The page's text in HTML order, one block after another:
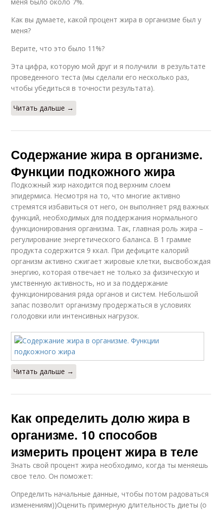
Как вы думаете, какой процент жира в организме был у
меня?
Верите, что это было 11%?
Эта цифра, которую мой друг и я получили в результате
проведенного теста (мы сделали его несколько раз,
чтобы убедиться в точности результата).
Читать дальше →
Содержание жира в организме.
Функции подкожного жира
Подкожный жир находится под верхним слоем
эпидермиса. Несмотря на то, что многие активно
стремятся избавиться от него, он выполняет ряд важных
функций, необходимых для поддержания нормального
функционирования организма. Так, главная роль жира –
регулирование энергетического баланса. В 1 грамме
продукта содержится 9 ккал. При дефиците калорий
организм активно сжигает жировые клетки, высвобождая
энергию, которая отвечает не только за физическую и
умственную активность, но и за поддержание
функционирования ряда органов и систем. Небольшой
запас позволит организму продержаться в условиях
голодовки или интенсивных нагрузок.
Читать дальше →
Как определить долю жира в
организме. 10 способов
измерить процент жира в теле
Знать свой процент жира необходимо, когда ты меняешь
свое тело. Он поможет:
Определить начальные данные, чтобы потом радоваться
изменениям))Оценить примерную длительность диеты (о